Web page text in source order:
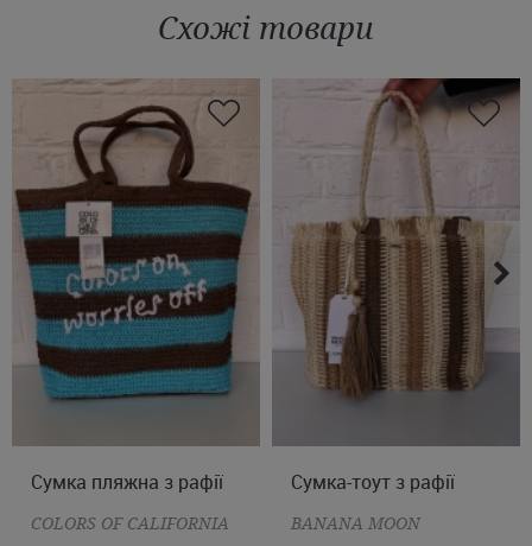
виразний контраст.
* Акцентна шкіряна деталь з логотипом бренду додає виробу
статусності.
Завдяки універсальному дизайну модель органічно доповнює
гардероб і доречно виглядає як у повсякденних, так і елегантних
образах. На сайті Juliette можна купити бежево-чорну сумку
MARC&ANDRE з доставкою у Черкаси, Івано-Франківськ, Київ й
інші міста України.
Схожі товари
ONE SIZE
Сумка-тоут з рафії
BANANA MOON
ONE SIZE
Клатч
MAX MARA